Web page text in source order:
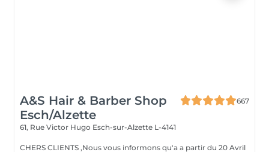
A&S Hair & Barber Shop
Esch/Alzette
667
61, Rue Victor Hugo Esch-sur-Alzette L-4141
CHERS CLIENTS ,Nous vous informons qu'a a partir du 20 Avril